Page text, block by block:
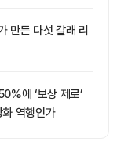
만든 다섯 갈래 리
에 ‘보상 제로’
역행인가